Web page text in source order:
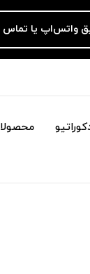
واتس‌اپ یا تماس